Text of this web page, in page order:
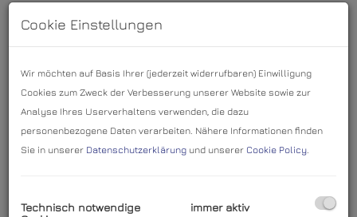
NEUBAUPROJEKT – Jakob-Fuchs-Gasse 2, 2345 Brunn
am Gebirge
In zentraler Lage von Brunn am Gebirgeentstehen
derzeit
8 hochwertige Eigentumswohnungen
durchdachten Grundrissen und modernster
Ausstattung.
großzügigen Freiflächen wie Terrassen oder
Cookie Einstellungen
Wir möchten auf Basis Ihrer (jederzeit widerrufbaren) Einwilligung
Cookies zum Zweck der Verbesserung unserer Website sowie zur
Analyse Ihres Userverhaltens verwenden, die dazu
personenbezogene Daten verarbeiten. Nähere Informationen finden
Sie in unserer Datenschutzerklärung und unserer Cookie Policy
Technisch notwendige
immer aktiv